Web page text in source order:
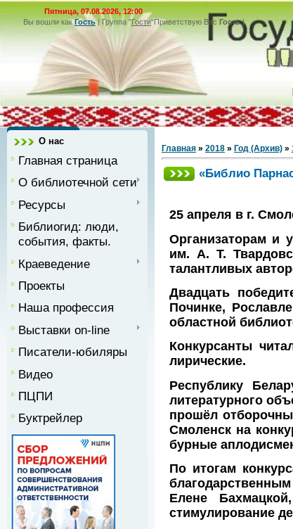
Пятница, 07.08.2026, 12:00
Вы вошли как Гость|Группа"Гости"Приветствую Вас Гость|
О нас
Главная страница
О библиотечной сети
Ресурсы
Библиогид: люди,
события, факты.
Краеведение
Проекты
Наша профессия
Выставки on-line
Писатели-юбиляры
Видео
ПЦПИ
Буктрейлер
Главная » 2018 » Год (Архив) »
«Библио
25 апреля в г.
Организаторам и
им. А. Т.
талантливых
Двадцать
Починке,
областной
Конкурсанты
лирические.
Республику
литературного
прошёл
Смоленск на
бурные
По итогам
Елене
стимулирование